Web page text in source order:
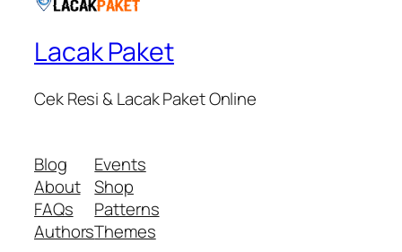
Lacak Paket
Cek Resi & Lacak Paket Online
Blog
About
FAQs
Authors
Events
Shop
Patterns
Themes